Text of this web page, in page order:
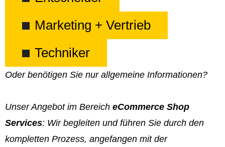
Marketing + Vertrieb
Techniker
Oder benötigen Sie nur allgemeine Informationen?
Unser Angebot im Bereich eCommerce Shop
Services: Wir begleiten und führen Sie durch den
kompletten Prozess, angefangen mit der